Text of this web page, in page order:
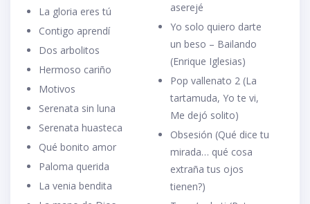
La gloria eres tú
Contigo aprendí
Dos arbolitos
Hermoso cariño
Motivos
Serenata sin luna
Serenata huasteca
Qué bonito amor
Paloma querida
La venia bendita
aserejé
Yo solo quiero darte
un beso – Bailando
(Enrique Iglesias)
Pop vallenato 2 (La
tartamuda, Yo te vi,
Me dejó solito)
Obsesión (Qué dice tu
mirada… qué cosa
extraña tus ojos
tienen?)